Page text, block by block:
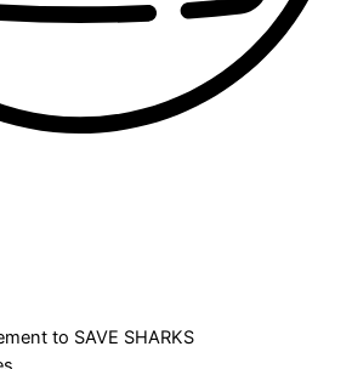
to SAVE SHARKS